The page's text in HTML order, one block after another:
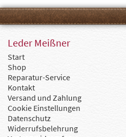
Leder Meißner
Start
Shop
Reparatur-Service
Kontakt
Versand und Zahlung
Cookie Einstellungen
Datenschutz
Widerrufsbelehrung